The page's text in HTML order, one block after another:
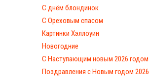
С днём блондинок
С Ореховым спасом
Картинки Хэллоуин
Новогодние
С Наступающим новым 2026 годом
Поздравления с Новым годом 2026